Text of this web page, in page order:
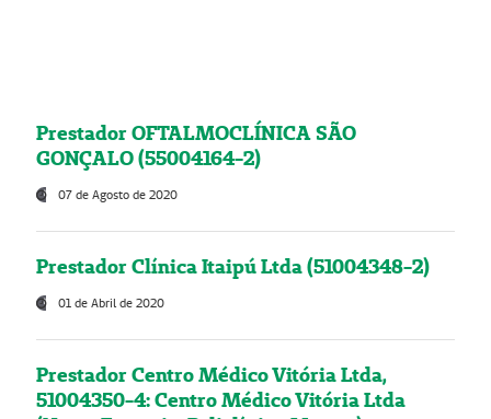
Prestador OFTALMOCLÍNICA SÃO
GONÇALO (55004164-2)
07 de Agosto de 2020
Prestador Clínica Itaipú Ltda (51004348-2)
01 de Abril de 2020
Prestador Centro Médico Vitória Ltda,
51004350-4: Centro Médico Vitória Ltda